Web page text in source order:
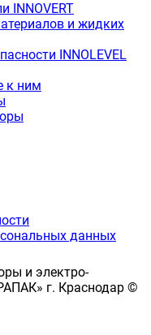
INNOVERT
и жидких
INNOLEVEL
к ним
данных
и электро-
г. Краснодар ©